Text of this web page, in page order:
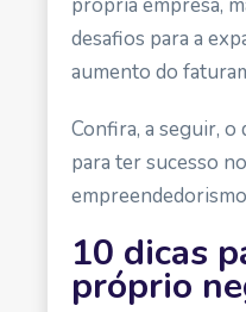
desafios para a
aumento do
Confira, a seguir, o
para ter sucesso
10 dicas
próprio